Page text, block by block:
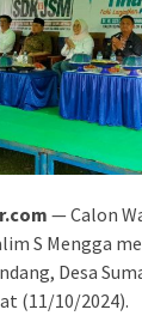
— Calon
S Mengga
Desa
(11/10/2024).